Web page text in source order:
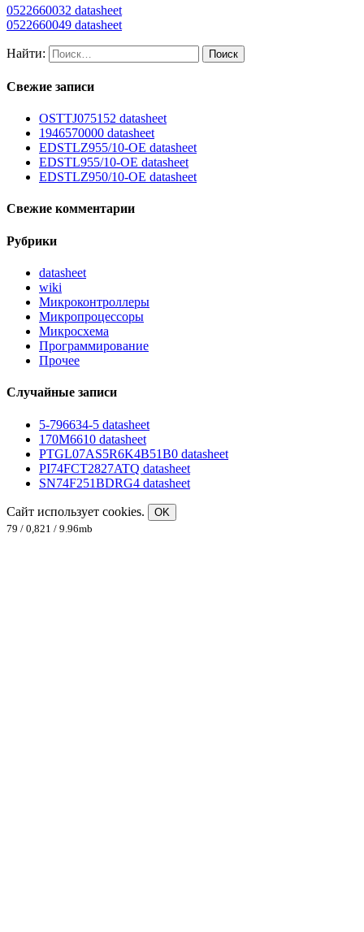
0522660032 datasheet
0522660049 datasheet
Найти:
Свежие записи
OSTTJ075152 datasheet
1946570000 datasheet
EDSTLZ955/10-OE datasheet
EDSTL955/10-OE datasheet
EDSTLZ950/10-OE datasheet
Свежие комментарии
Рубрики
datasheet
wiki
Микроконтроллеры
Микропроцессоры
Микросхема
Программирование
Прочее
Случайные записи
5-796634-5 datasheet
170M6610 datasheet
PTGL07AS5R6K4B51B0 datasheet
PI74FCT2827ATQ datasheet
SN74F251BDRG4 datasheet
Сайт использует cookies.
OK
79 / 0,821 / 9.96mb